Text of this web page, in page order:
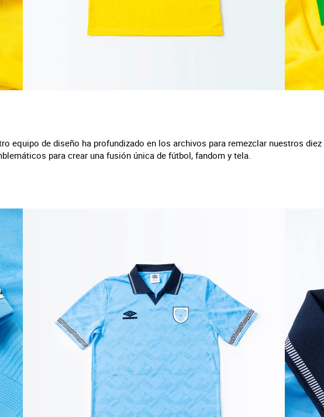
equipo de diseño ha profundizado en los archivos para remezclar nuestros
para crear una fusión única de fútbol, fandom y tela.